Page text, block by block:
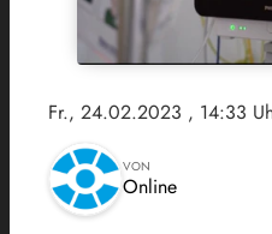
Fr., 24.02.2023 , 14:33
VON
Online